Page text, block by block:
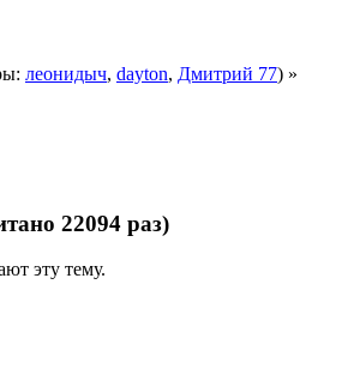
леонидыч, dayton, Дмитрий 77) »
22094 раз)
эту тему.